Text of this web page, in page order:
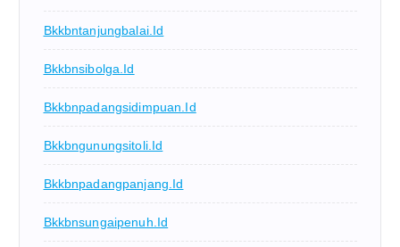
Bkkbntanjungbalai.id
Bkkbnsibolga.id
Bkkbnpadangsidimpuan.id
Bkkbngunungsitoli.id
Bkkbnpadangpanjang.id
Bkkbnsungaipenuh.id